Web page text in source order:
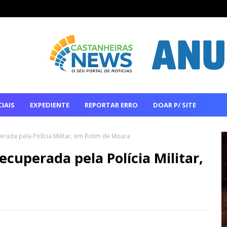
EXPEDIENTE REPORTAR ERRO DOAR P/ SITE
pela Polícia Militar, em Rolim de Moura
pela Polícia Militar,